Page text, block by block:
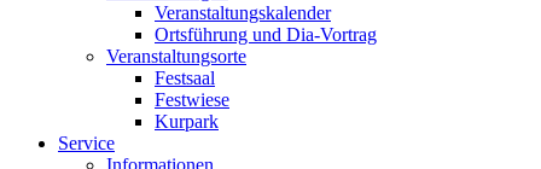
Veranstaltungskalender
Ortsführung und Dia-Vortrag
Veranstaltungsorte
Festsaal
Festwiese
Kurpark
Service
Informationen